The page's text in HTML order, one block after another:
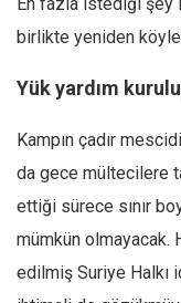
birlikte yeniden
Yük yardım
Kampın çadır
da gece mültecilere
ettiği sürece sınır
mümkün
edilmiş Suriye Halkı